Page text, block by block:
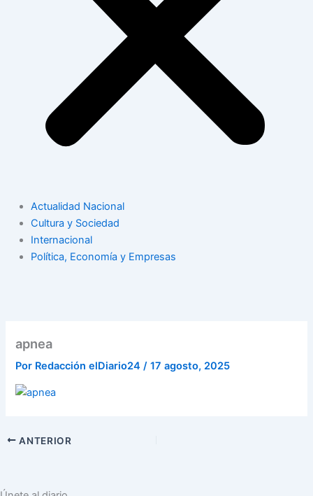
Actualidad Nacional
Cultura y Sociedad
Internacional
Política, Economía y Empresas
apnea
Por Redacción elDiario24/17 agosto, 2025
ANTERIOR